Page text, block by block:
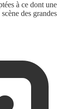
à ce dont une
des grandes